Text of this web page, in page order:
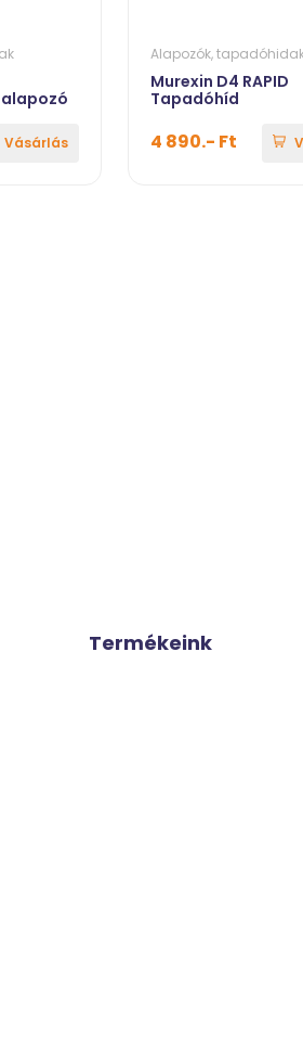
Vásárlás
Alapozók,
Murexin D4 RAPID
Tapadóhíd
4 890.- Ft
Termékeink